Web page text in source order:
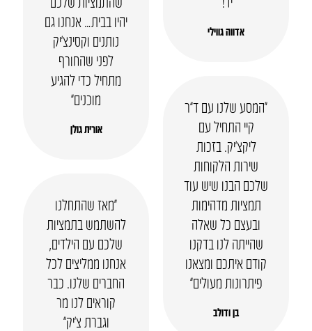
אדווה גווילי
יהיו בבית… אנחנו גם
נותנים וקסינצ’יק
לפני שהחורף
מתחיל כדי להגיע
מוכנים”
אורית גולן
“המסע שלנו עם ד”ר
קיי התחיל עם
ליקצ’יק. בזכות
שירות הלקוחות
שלכם הבנו שיש עוד
תמציות מדהימות
ובעצם כל שאלה
שהייתה לנו בדקנו
קודם איתכם ומצאנו
פיתרונות מעולים”
בן ודולב
“מאז שהתחלנו
להשתמש בתמציות
שלכם עם הילדים,
אנחנו ממליצים לכל
החברים שלנו. כבר
קוראים לנו מר
וגברת צ’יק”